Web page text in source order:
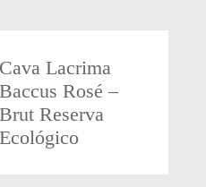
Cava Lacrima
Baccus Rosé –
Brut Reserva
Ecológico